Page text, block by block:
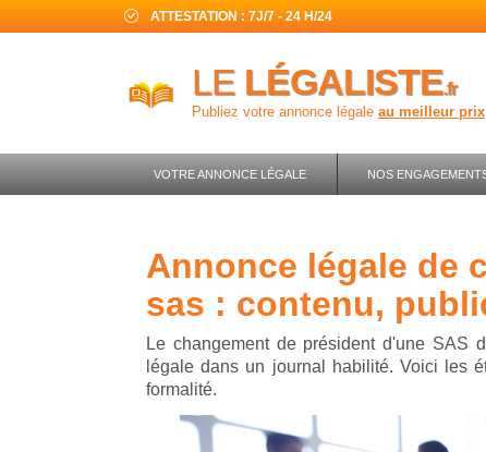
ATTESTATION : 7J/7 - 24 H/24
LE LÉGALISTE.fr
Publiez votre annonce légale au meilleur prix
VOTRE ANNONCE LÉGALE NOS
annonce légale de changement de gérant
sas : contenu,
Le changement de président d'une SAS
légale dans un journal habilité. Voici les
formalité.